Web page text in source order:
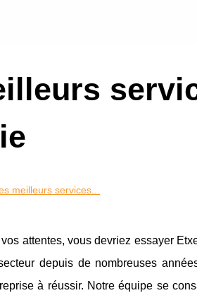
meilleurs services...
attentes, vous devriez essayer
depuis de nombreuses
à réussir. Notre équipe se